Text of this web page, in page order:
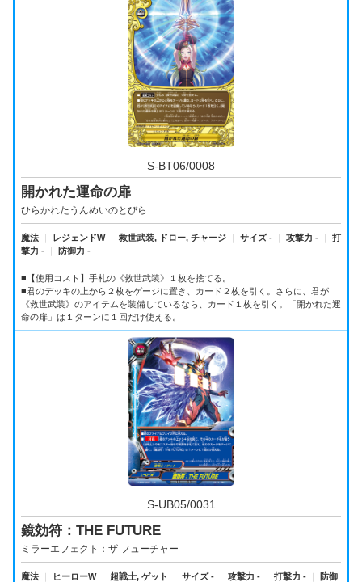
S-BT06/0008
開かれた運命の扉
ひらかれたうんめいのとびら
魔法 ｜ レジェンドW ｜ 救世武装, ドロー, チャージ ｜ サイズ - ｜ 攻撃力 - ｜
打
撃力 -
｜ 防御力 -
■【使用コスト】手札の《救世武装》１枚を捨てる。
■君のデッキの上から２枚をゲージに置き、カード２枚を引く。さらに、君が
《救世武装》のアイテムを装備しているなら、カード１枚を引く。「開かれた運
命の扉」は１ターンに１回だけ使える。
S-UB05/0031
鏡効符：THE FUTURE
ミラーエフェクト：ザ フューチャー
魔法 ｜ ヒーローW ｜ 超戦士, ゲット ｜ サイズ - ｜ 攻撃力 - ｜ 打撃力 - ｜
防御